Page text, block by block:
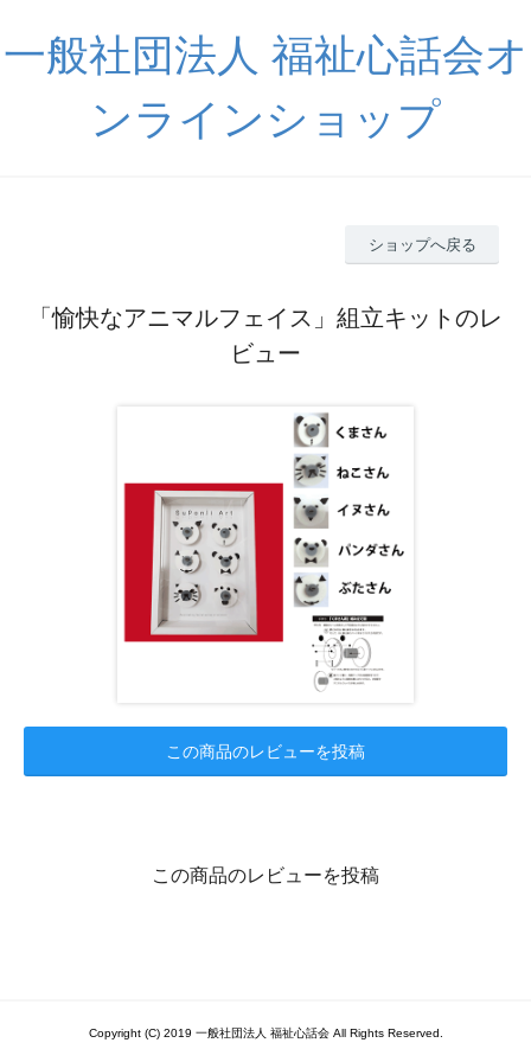
一般社団法人 福祉心話会オ
ンラインショップ
ショップへ戻る
「愉快なアニマルフェイス」組立キットのレ
ビュー
この商品のレビューを投稿
この商品のレビューを投稿
Copyright (C) 2019 一般社団法人 福祉心話会 All Rights Reserved.